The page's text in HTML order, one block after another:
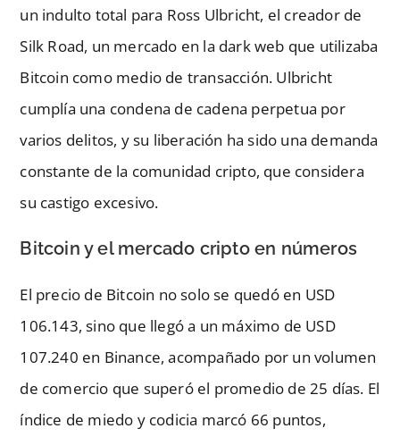
un indulto total para Ross Ulbricht, el creador de
Silk Road, un mercado en la dark web que utilizaba
Bitcoin como medio de transacción. Ulbricht
cumplía una condena de cadena perpetua por
varios delitos, y su liberación ha sido una demanda
constante de la comunidad cripto, que considera
su castigo excesivo.
Bitcoin y el mercado cripto en números
El precio de Bitcoin no solo se quedó en USD
106.143, sino que llegó a un máximo de USD
107.240 en Binance, acompañado por un volumen
de comercio que superó el promedio de 25 días. El
índice de miedo y codicia marcó 66 puntos,